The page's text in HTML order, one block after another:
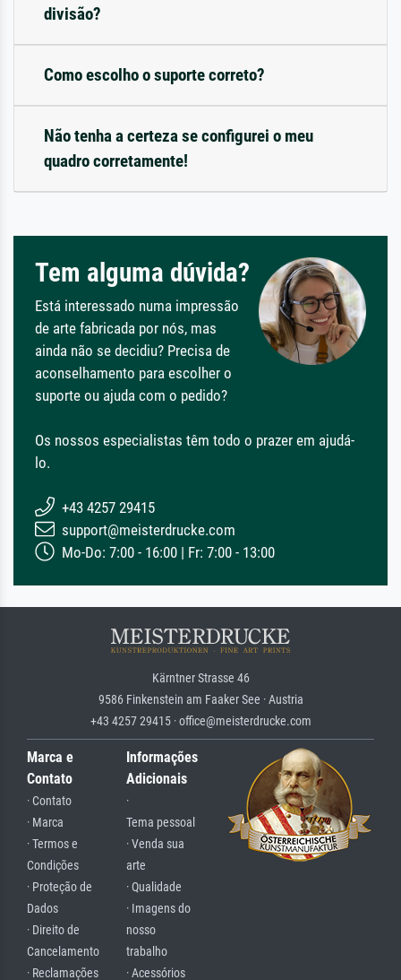
divisão?
Como escolho o suporte correto?
Não tenha a certeza se configurei o meu
quadro corretamente!
Tem alguma dúvida?
Está interessado numa impressão
de arte fabricada por nós, mas
ainda não se decidiu? Precisa de
aconselhamento para escolher o
suporte ou ajuda com o pedido?
Os nossos especialistas têm todo o prazer em ajudá-
lo.
+43 4257 29415
support@meisterdrucke.com
Mo-Do: 7:00 - 16:00 | Fr: 7:00 - 13:00
Kärntner Strasse 46
9586 Finkenstein am Faaker See · Austria
+43 4257 29415 · office@meisterdrucke.com
Marca e
Contato
· Contato
· Marca
· Termos e
Condições
· Proteção de
Dados
· Direito de
Cancelamento
· Reclamações
Informações
Adicionais
·
Tema pessoal
· Venda sua
arte
· Qualidade
· Imagens do
nosso
trabalho
· Acessórios